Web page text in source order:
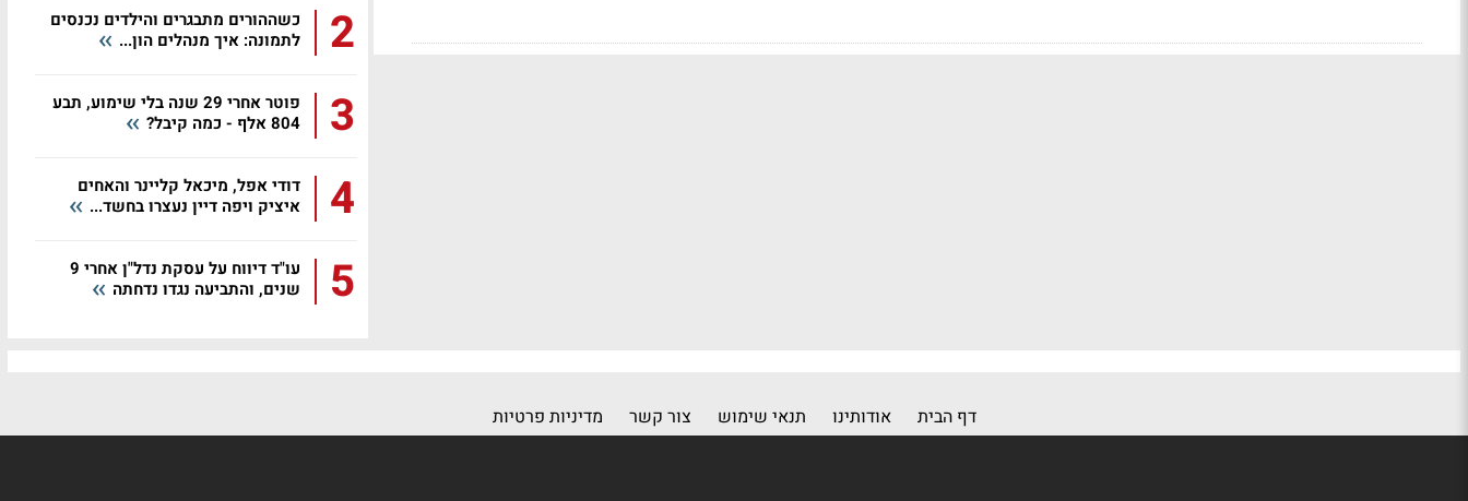
2
כשההורים מתבגרים והילדים נכנסים
לתמונה: איך מנהלים הון...
3
פוטר אחרי 29 שנה בלי שימוע, תבע
804 אלף - כמה קיבל?
4
דודי אפל, מיכאל קליינר והאחים
איציק ויפה דיין נעצרו בחשד...
5
עו"ד דיווח על עסקת נדל"ן אחרי 9
שנים, והתביעה נגדו נדחתה
דף הבית אודותינו תנאי שימוש צור קשר מדיניות פרטיות